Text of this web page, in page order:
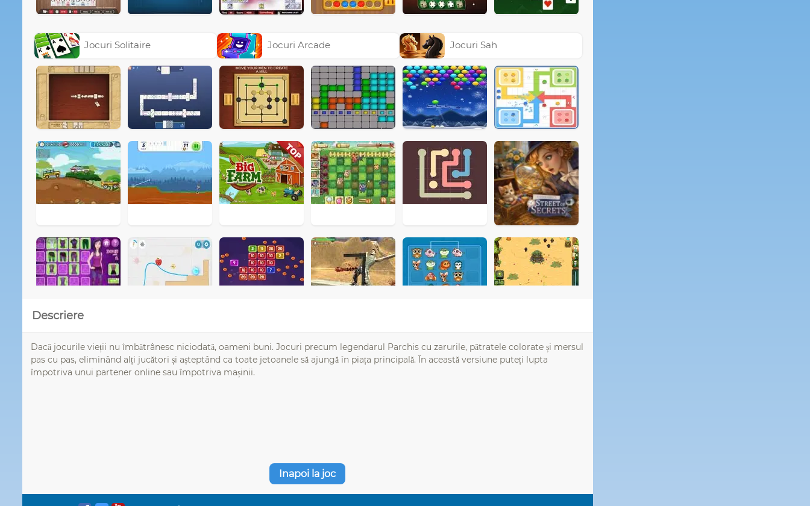
Jocuri Solitaire Jocuri Arcade Jocuri Sah
Descriere
Dacă jocurile vieții nu îmbătrânesc niciodată, oameni buni. Jocuri precum legendarul Parchis cu zarurile, pătratele colorate și mersul
pas cu pas, eliminând alți jucători și așteptând ca toate jetoanele să ajungă în piața principală. În această versiune puteți lupta
împotriva unui partener online sau împotriva mașinii.
Inapoi la joc